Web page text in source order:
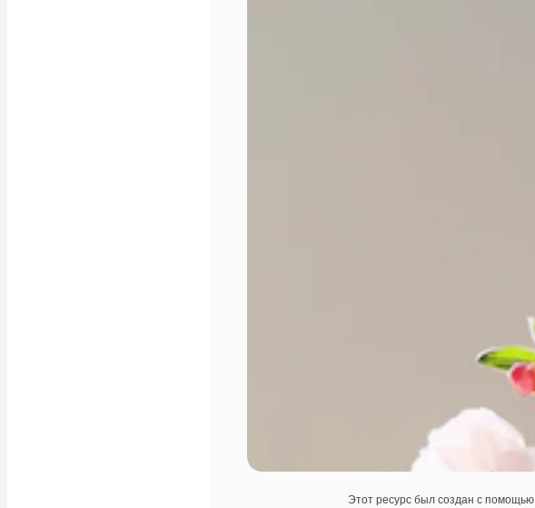
Этот ресурс был создан с помощью